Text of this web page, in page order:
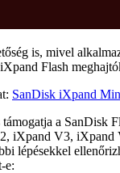
is, mivel
Flash
SanDisk iXpand
a SanDisk
iXpand V3, iXpand
lépésekkel
e: